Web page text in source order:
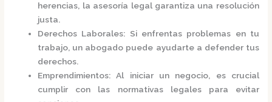
herencias, la asesoría legal garantiza una resolución
justa.
Derechos Laborales: Si enfrentas problemas en tu
trabajo, un abogado puede ayudarte a defender tus
derechos.
Emprendimientos: Al iniciar un negocio, es crucial
cumplir con las normativas legales para evitar